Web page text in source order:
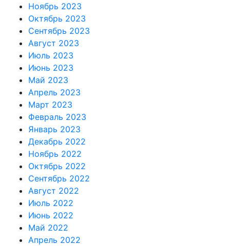
Ноябрь 2023
Октябрь 2023
Сентябрь 2023
Август 2023
Июль 2023
Июнь 2023
Май 2023
Апрель 2023
Март 2023
Февраль 2023
Январь 2023
Декабрь 2022
Ноябрь 2022
Октябрь 2022
Сентябрь 2022
Август 2022
Июль 2022
Июнь 2022
Май 2022
Апрель 2022